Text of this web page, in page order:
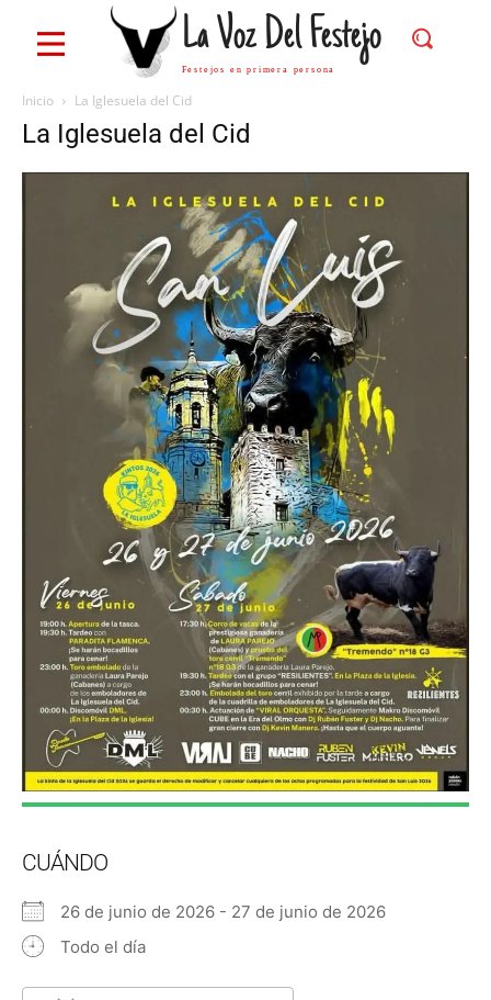
La Voz Del Festejo
Festejos en primera persona
Inicio La Iglesuela del Cid
La Iglesuela del Cid
CUÁNDO
26 de junio de 2026 - 27 de junio de 2026
Todo el día